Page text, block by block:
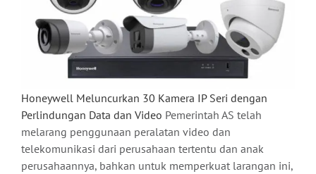
Honeywell Meluncurkan 30 Kamera IP Seri dengan
Perlindungan Data dan Video Pemerintah AS telah
melarang penggunaan peralatan video dan
telekomunikasi dari perusahaan tertentu dan anak
perusahaannya, bahkan untuk memperkuat larangan ini,